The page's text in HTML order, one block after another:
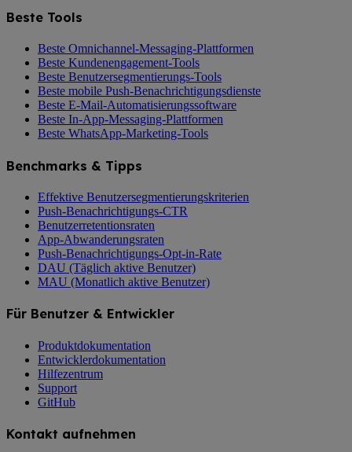
Beste Tools
Beste Omnichannel-Messaging-Plattformen
Beste Kundenengagement-Tools
Beste Benutzersegmentierungs-Tools
Beste mobile Push-Benachrichtigungsdienste
Beste E-Mail-Automatisierungssoftware
Beste In-App-Messaging-Plattformen
Beste WhatsApp-Marketing-Tools
Benchmarks & Tipps
Effektive Benutzersegmentierungskriterien
Push-Benachrichtigungs-CTR
Benutzerretentionsraten
App-Abwanderungsraten
Push-Benachrichtigungs-Opt-in-Rate
DAU (Täglich aktive Benutzer)
MAU (Monatlich aktive Benutzer)
Für Benutzer & Entwickler
Produktdokumentation
Entwicklerdokumentation
Hilfezentrum
Support
GitHub
Kontakt aufnehmen